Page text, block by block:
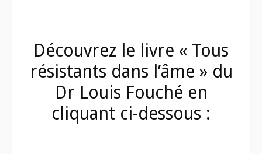
Découvrez le livre « Tous
résistants dans l’âme » du
Dr Louis Fouché en
cliquant ci-dessous :